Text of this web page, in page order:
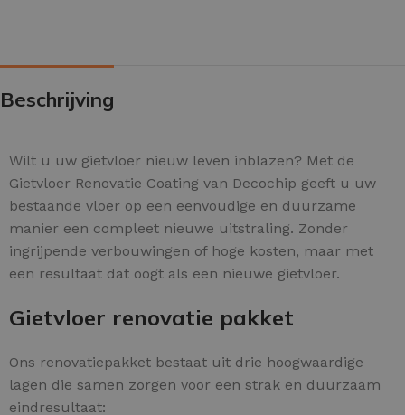
Beschrijving
Wilt u uw gietvloer nieuw leven inblazen? Met de
Gietvloer Renovatie Coating van Decochip geeft u uw
bestaande vloer op een eenvoudige en duurzame
manier een compleet nieuwe uitstraling. Zonder
ingrijpende verbouwingen of hoge kosten, maar met
een resultaat dat oogt als een nieuwe gietvloer.
Gietvloer renovatie pakket
Ons renovatiepakket bestaat uit drie hoogwaardige
lagen die samen zorgen voor een strak en duurzaam
eindresultaat: